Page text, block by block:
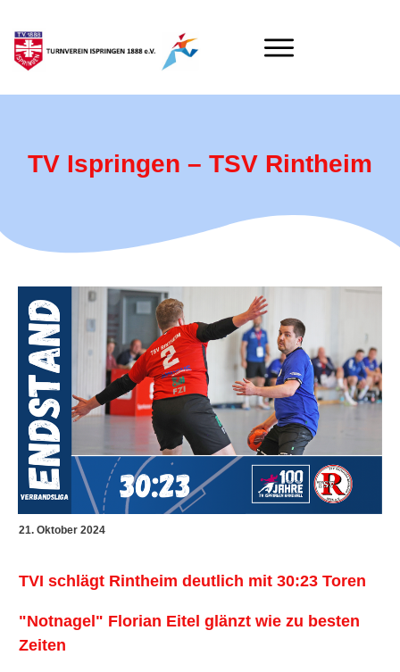
TV Ispringen – TSV Rintheim
21. Oktober 2024
TVI schlägt Rintheim deutlich mit 30:23 Toren
"Notnagel" Florian Eitel glänzt wie zu besten
Zeiten